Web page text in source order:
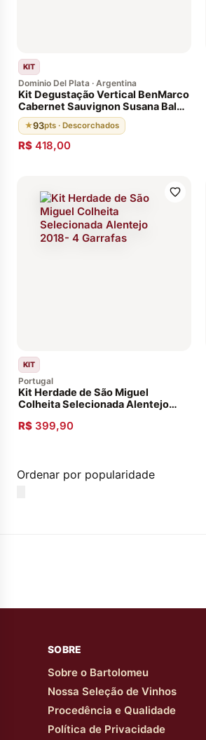
KIT
Dominio Del Plata · Argentina
Kit Degustação Vertical BenMarco
Cabernet Sauvignon Susana Balbo
2015 2016 2017 96 Pontos
★93pts · Descorchados
R$ 418,00
KIT
Portugal
Kit Herdade de São Miguel
Colheita Selecionada Alentejo
R$ 399,90
SOBRE
Sobre o Bartolomeu
Nossa Seleção de Vinhos
Procedência e Qualidade
Política de Privacidade